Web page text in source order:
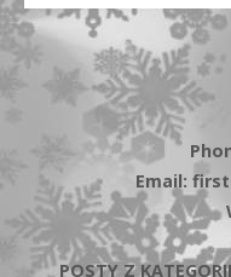
Email:
POSTY Z